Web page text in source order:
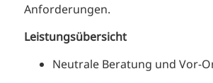
Anforderungen.
Leistungsübersicht
Neutrale Beratung und Vor-